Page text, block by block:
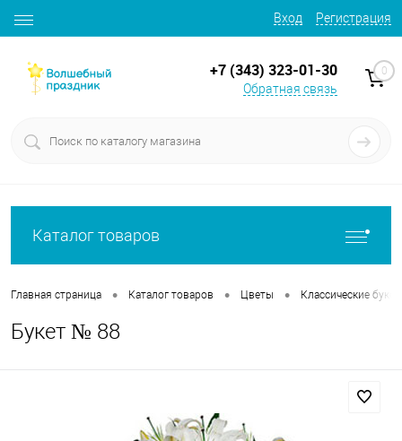
Вход Регистрация
+7 (343) 323-01-30
Обратная связь
0
Каталог товаров
Главная страница • Каталог товаров • Цветы • Классические
Букет № 88